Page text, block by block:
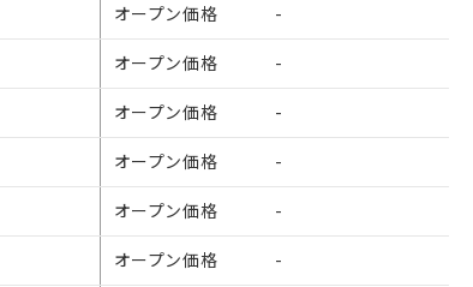
オープン価格 -
オープン価格 -
オープン価格 -
オープン価格 -
オープン価格 -
オープン価格 -